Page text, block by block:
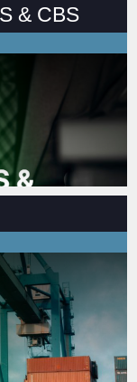
& CBS